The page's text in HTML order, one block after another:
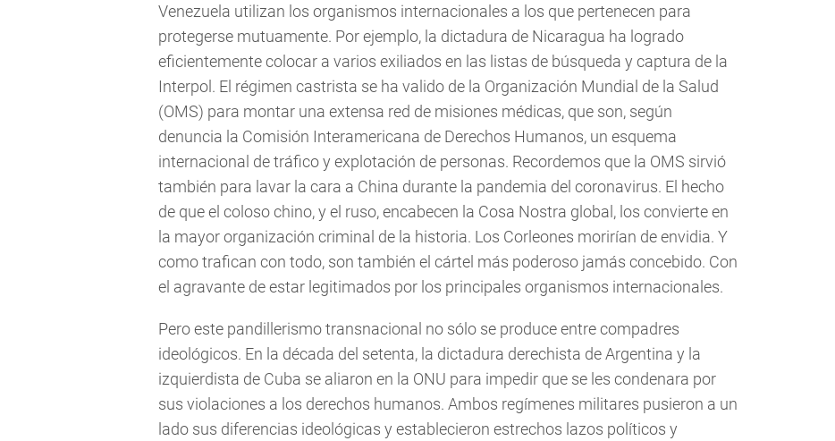
Venezuela utilizan los organismos internacionales a los que pertenecen para
protegerse mutuamente. Por ejemplo, la dictadura de Nicaragua ha logrado
eficientemente colocar a varios exiliados en las listas de búsqueda y captura de la
Interpol. El régimen castrista se ha valido de la Organización Mundial de la Salud
(OMS) para montar una extensa red de misiones médicas, que son, según
denuncia la Comisión Interamericana de Derechos Humanos, un esquema
internacional de tráfico y explotación de personas. Recordemos que la OMS sirvió
también para lavar la cara a China durante la pandemia del coronavirus. El hecho
de que el coloso chino, y el ruso, encabecen la Cosa Nostra global, los convierte en
la mayor organización criminal de la historia. Los Corleones morirían de envidia. Y
como trafican con todo, son también el cártel más poderoso jamás concebido. Con
el agravante de estar legitimados por los principales organismos internacionales.
Pero este pandillerismo transnacional no sólo se produce entre compadres
ideológicos. En la década del setenta, la dictadura derechista de Argentina y la
izquierdista de Cuba se aliaron en la ONU para impedir que se les condenara por
sus violaciones a los derechos humanos. Ambos regímenes militares pusieron a un
lado sus diferencias ideológicas y establecieron estrechos lazos políticos y